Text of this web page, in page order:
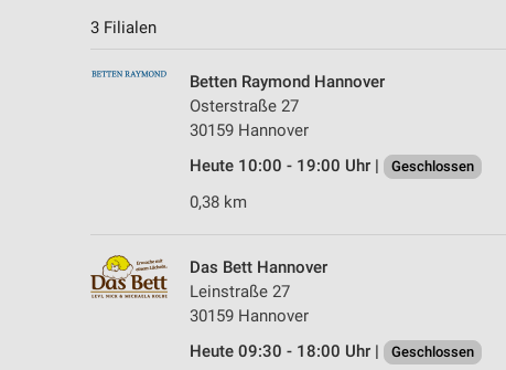
3 Filialen
Betten Raymond Hannover
Osterstraße 27
30159 Hannover
Heute 10:00 - 19:00 Uhr |
Geschlossen
0,38 km
Das Bett Hannover
Leinstraße 27
30159 Hannover
Heute 09:30 - 18:00 Uhr |
Geschlossen
IAB-Besonderheiten:
Verwendung genauer Standortdaten
Geräte anhand von aktiv angeforderten Informationen identifizieren
Nicht-IAB-Verarbeitungszwecke:
Performance